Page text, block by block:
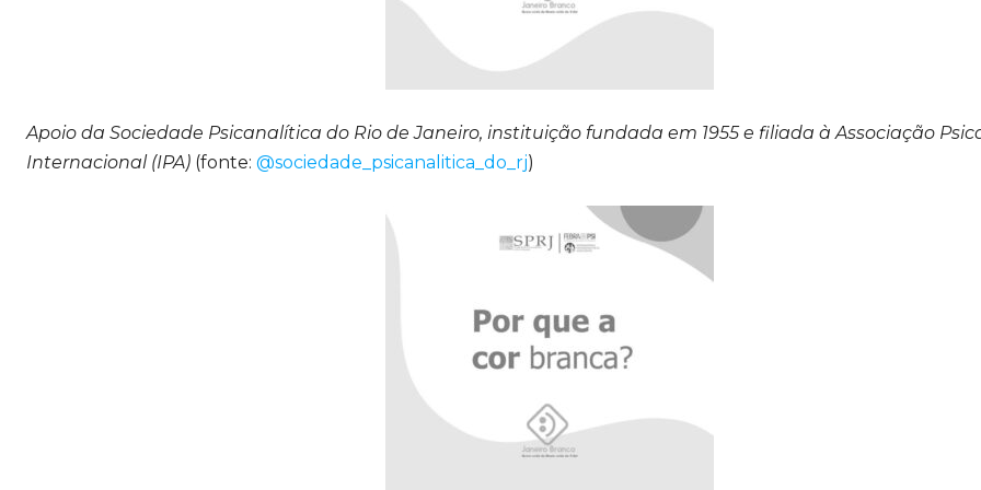
Apoio da Sociedade Psicanalítica do Rio de Janeiro, instituição fundada em 1955 e filiada à Associação
Internacional (IPA) (fonte: @sociedade_psicanalitica_do_rj)